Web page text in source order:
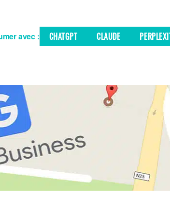
avec : CHATGPT CLAUDE